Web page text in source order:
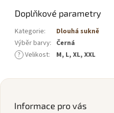
Doplňkové parametry
Kategorie:
Dlouhá sukně
Výběr barvy: Černá
? Velikost: M, L, XL, XXL
Z
Informace pro vás